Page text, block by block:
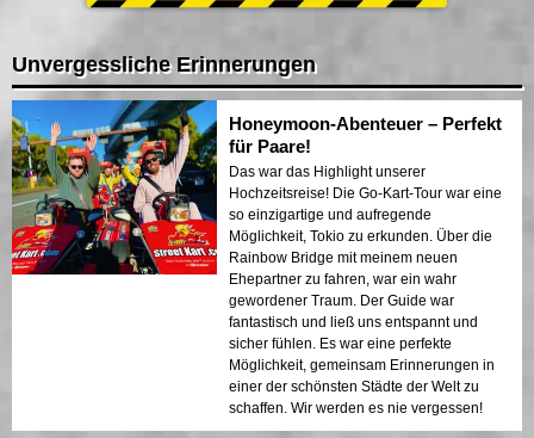
Unvergessliche Erinnerungen
Honeymoon-Abenteuer – Perfekt
für Paare!
Das war das Highlight unserer
Hochzeitsreise! Die Go-Kart-Tour war eine
so einzigartige und aufregende
Möglichkeit, Tokio zu erkunden. Über die
Rainbow Bridge mit meinem neuen
Ehepartner zu fahren, war ein wahr
gewordener Traum. Der Guide war
fantastisch und ließ uns entspannt und
sicher fühlen. Es war eine perfekte
Möglichkeit, gemeinsam Erinnerungen in
einer der schönsten Städte der Welt zu
schaffen. Wir werden es nie vergessen!